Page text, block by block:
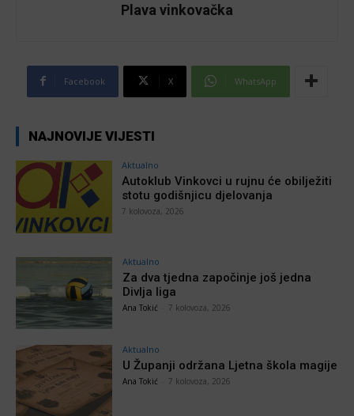
Plava vinkovačka
Facebook X WhatsApp
NAJNOVIJE VIJESTI
Aktualno
Autoklub Vinkovci u rujnu će obilježiti
stotu godišnjicu djelovanja
7 kolovoza, 2026
Aktualno
Za dva tjedna započinje još jedna
Divlja liga
Ana Tokić 7 kolovoza, 2026
Aktualno
U Županji održana Ljetna škola magije
Ana Tokić 7 kolovoza, 2026